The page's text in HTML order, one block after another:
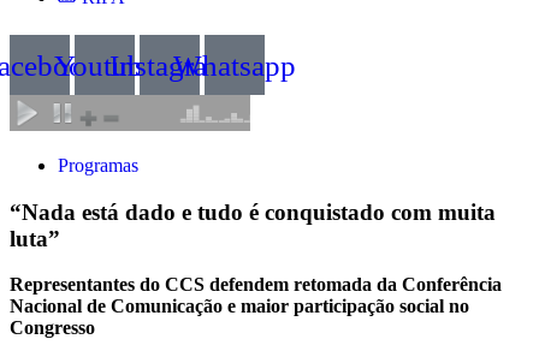
YoutubeInstagramWhatsapp
Programas
“Nada está dado e tudo é conquistado com muita
luta”
Representantes do CCS defendem retomada da Conferência
Nacional de Comunicação e maior participação social no
Congresso